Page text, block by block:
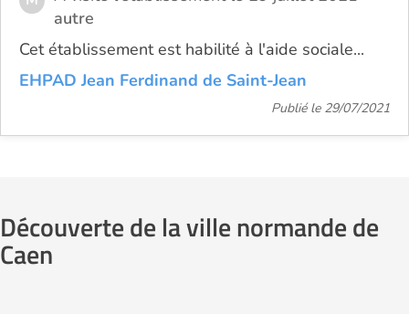
autre
Cet établissement est habilité à l'aide sociale...
EHPAD Jean Ferdinand de Saint-Jean
Publié le 29/07/2021
Découverte de la ville normande de
Caen